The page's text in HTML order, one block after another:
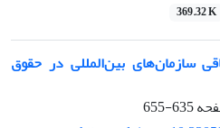
369.32 K
سازمان‌های بین‌المللی در حقوق
635-655